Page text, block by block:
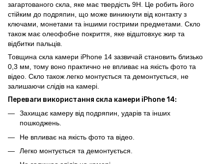
загартованого скла, яке має твердість 9H. Це робить його
стійким до подряпин, що може виникнути від контакту з
ключами, монетами та іншими гострими предметами. Скло
також має олеофобне покриття, яке відштовхує жир та
відбитки пальців.
Товщина скла камери iPhone 14 зазвичай становить близько
0,3 мм, тому воно практично не впливає на якість фото та
відео. Скло також легко монтується та демонтується, не
залишаючи слідів на камері.
Переваги використання скла камери iPhone 14:
Захищає камеру від подряпин, ударів та інших
пошкоджень.
Не впливає на якість фото та відео.
Легко монтується та демонтується.